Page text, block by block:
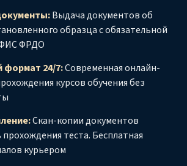
Выдача документов об
образца с обязательной
ФИС ФРДО
формат 24/7:Современная онлайн-
курсов обучения без
Скан-копии документов
теста. Бесплатная
курьером